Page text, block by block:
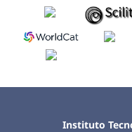
Instituto